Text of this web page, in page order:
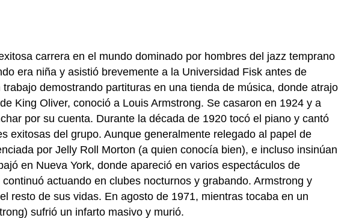
carrera en el mundo dominado por hombres del jazz temprano
era niña y asistió brevemente a la Universidad Fisk antes de
demostrando partituras en una tienda de música, donde atrajo
King Oliver, conoció a Louis Armstrong. Se casaron en 1924 y a
por su cuenta. Durante la década de 1920 tocó el piano y cantó
exitosas del grupo. Aunque generalmente relegado al papel de
por Jelly Roll Morton (a quien conocía bien), e incluso insinúan
en Nueva York, donde apareció en varios espectáculos de
actuando en clubes nocturnos y grabando. Armstrong y
resto de sus vidas. En agosto de 1971, mientras tocaba en un
sufrió un infarto masivo y murió.